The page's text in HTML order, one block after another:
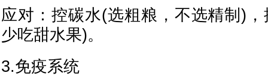
应对：控碳水(选粗粮，不选精制)
少吃甜水果)。
3.免疫系统